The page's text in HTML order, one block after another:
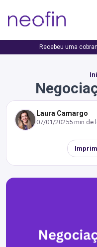
Recebeu uma
Laura Camargo
07/01/20255 min de